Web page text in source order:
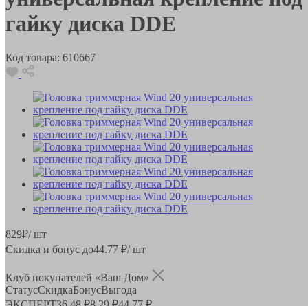
гайку диска DDE
Код товара: 610667
829₽/ шт
Скидка и бонус до44.77 ₽/ шт
Клуб покупателей «Ваш Дом»
СтатусСкидкаБонусВыгода